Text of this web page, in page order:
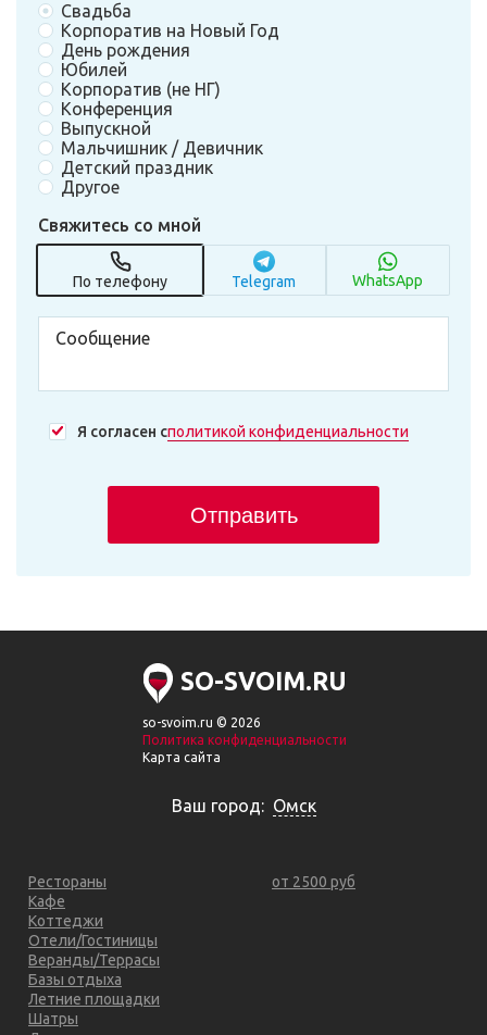
Свадьба
Корпоратив на Новый Год
День рождения
Юбилей
Корпоратив (не НГ)
Конференция
Выпускной
Мальчишник / Девичник
Детский праздник
Другое
Свяжитесь со мной
По телефону Telegram WhatsApp
Я согласен сполитикой конфиденциальности
Отправить
SO-SVOIM.RU
so-svoim.ru © 2026
Политика конфиденциальности
Карта сайта
Ваш город: Омск
Рестораны
Кафе
Коттеджи
Отели/Гостиницы
Веранды/Террасы
Базы отдыха
Летние площадки
Шатры
от 2500 руб